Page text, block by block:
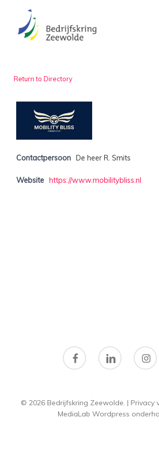
Return to Directory
Contactpersoon De heer R. Smits
Website https://www.mobilitybliss.nl
facebook linkedin
© 2026 Bedrijfskring Zeewolde. | Privacy
MediaLab Wordpress